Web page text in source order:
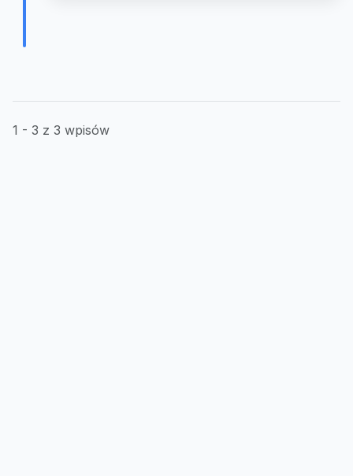
1 - 3 z 3 wpisów